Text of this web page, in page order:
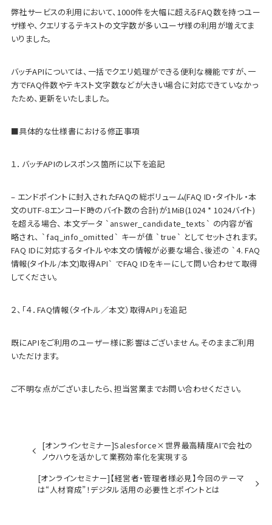
弊社サービスの利用において、1000件を大幅に超えるFAQ数を持つユー
ザ様や、クエリするテキストの文字数が多いユーザ様の利用が増えてま
いりました。
バッチAPIについては、一括でクエリ処理ができる便利な機能ですが、一
方でFAQ件数やテキスト文字数などが大きい場合に対応できていなかっ
たため、更新をいたしました。
■具体的な仕様書における修正事項
１．バッチAPIのレスポンス箇所に以下を追記
– エンドポイントに封入されたFAQの総ボリューム(FAQ ID・タイトル・本
文のUTF-8エンコード時のバイト数の合計)が1MiB(1024 * 1024バイト)
を超える場合、 本文データ `answer_candidate_texts` の内容が省
略され、 `faq_info_omitted` キーが値 `true` としてセットされます。
FAQ IDに対応するタイトルや本文の情報が必要な場合、後述の `4. FAQ
情報(タイトル/本文)取得API` でFAQ IDをキーにして問い合わせて取得
してください。
２、「４．FAQ情報（タイトル／本文）取得API」を追記
既にAPIをご利用のユーザー様に影響はございません。そのままご利用
いただけます。
ご不明な点がございましたら、担当営業までお問い合わせください。
[オンラインセミナー]Salesforce×世界最高精度AIで会社の
ノウハウを活かして業務効率化を実現する
[オンラインセミナー]【経営者・管理者様必見】今回のテーマ
は“人材育成”！デジタル活用の必要性とポイントとは